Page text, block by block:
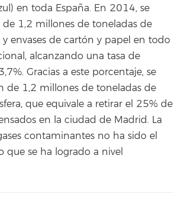
en toda España. En 2014, se
de 1,2 millones de toneladas de
y envases de cartón y papel en todo
alcanzando una tasa de
Gracias a este porcentaje, se
de 1,2 millones de toneladas de
que equivale a retirar el 25% de
en la ciudad de Madrid. La
contaminantes no ha sido el
que se ha logrado a nivel